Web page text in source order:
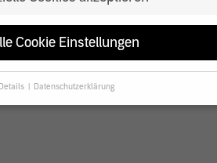
Cookie Einstellungen
Datenschutzerklärung